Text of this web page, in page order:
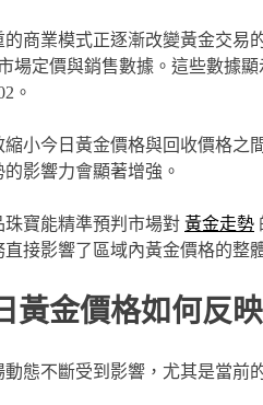
商業模式正逐漸改變黃金交易
場定價與銷售數據。這些數據
。
小今日黃金價格與回收價格之
影響力會顯著增強。
寶能精準預判市場對 黃金走勢
接影響了區域內黃金價格的整
黃金價格如何反
態不斷受到影響，尤其是當前